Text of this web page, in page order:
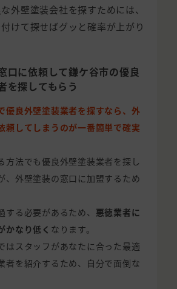
外壁塗装会社を探すためには、
けて探せばグッと確率が上がり
口に依頼して鎌ケ谷市の優良
を探してもらう
優良外壁塗装業者を探すなら、外
頼してしまうのが一番簡単で確実
方法でも優良外壁塗装業者を探し
、外壁塗装の窓口に加盟するため
する必要があるため、 悪徳業者に
かなり低く なります。
はスタッフがあなたに合った最適
者を紹介するため、自分で面倒な